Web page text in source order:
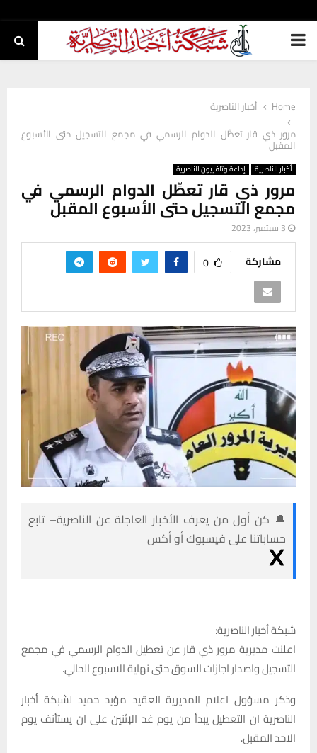
PRIMARY
Home
أخبار الناصرية
مرور ذي قار تعطِّل الدوام الرسمي في مجمع التسجيل حتى الأسبوع
المقبل
أخبار الناصرية إذاعة وتلفزيون الناصرية
مرور ذي قار تعطِّل الدوام الرسمي في
مجمع التسجيل حتى الأسبوع المقبل
3 سبتمبر، 2023
مشاركة 0
🔔 كن أول من يعرف الأخبار العاجلة عن الناصرية– تابع
حساباتنا على فيسبوك أو أكس
شبكة أخبار الناصرية:
اعلنت مديرية مرور ذي قار عن تعطيل الدوام الرسمي في مجمع
التسجيل واصدار اجازات السوق حتى نهاية الاسبوع الحالي.
وذكر مسؤول اعلام المديرية العقيد مؤيد حميد لشبكة أخبار
الناصرية ان التعطيل يبدأ من يوم غد الإثنين على ان يستأنف يوم
الاحد المقبل.